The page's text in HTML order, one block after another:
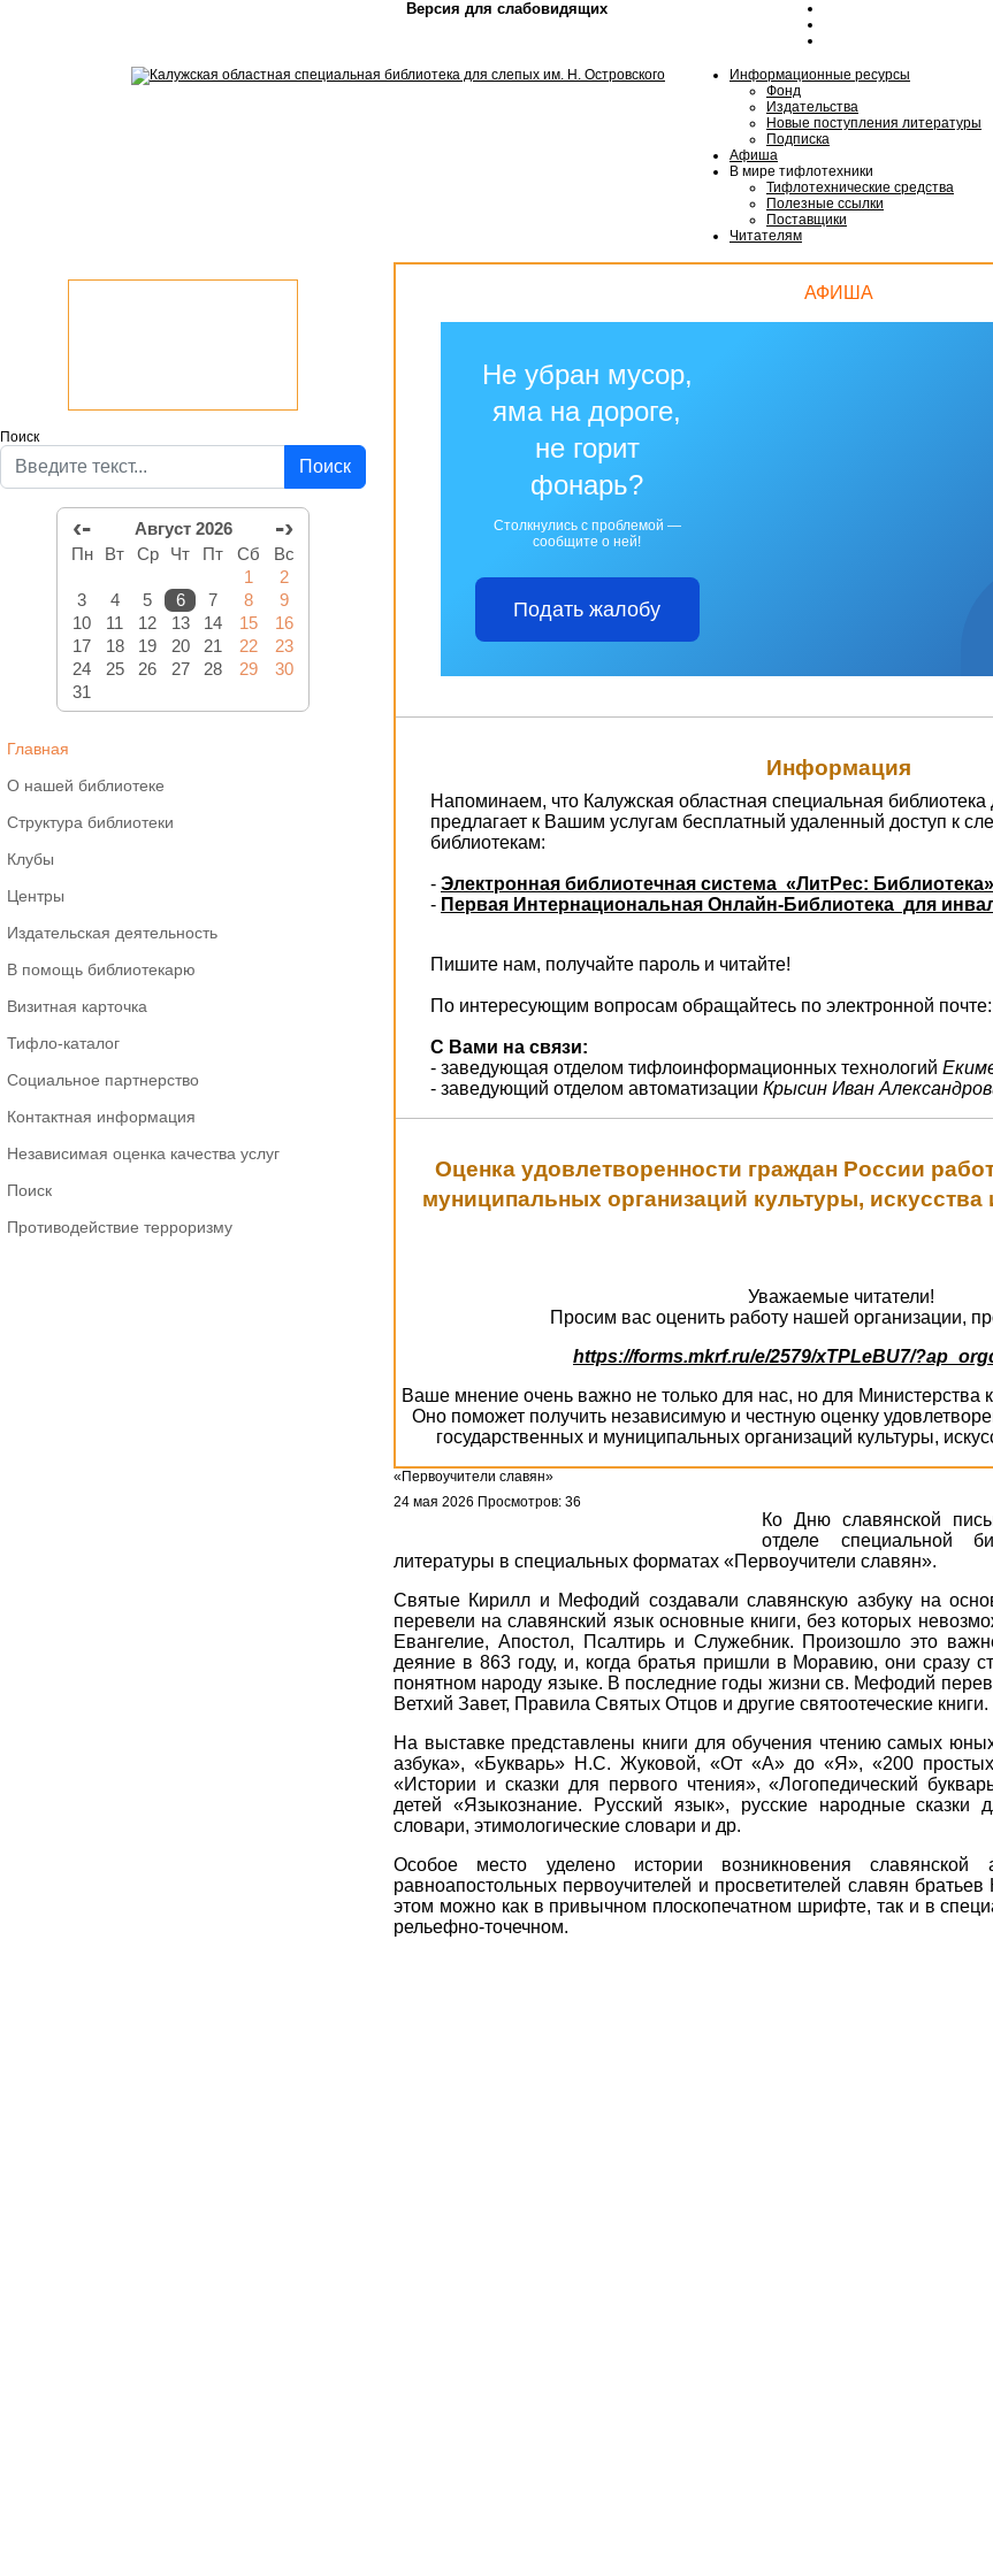
Версия для слабовидящих
Информационные ресурсы
Фонд
Издательства
Новые поступления литературы
Подписка
Афиша
В мире тифлотехники
Тифлотехнические средства
Полезные ссылки
Поставщики
Читателям
Поиск
Поиск
‹- Август 2026 -›
Пн Вт Ср Чт Пт Сб
Вс
1
2
3
4 5 6 7 8
9
10
11 12 13 14 15
16
17
18 19 20 21 22
23
24
25 26 27 28 29
30
31
Главная
О нашей библиотеке
Структура библиотеки
Клубы
Центры
Издательская деятельность
В помощь библиотекарю
Визитная карточка
Тифло-каталог
Социальное партнерство
Контактная информация
Независимая оценка качества услуг
Поиск
Противодействие терроризму
АФИША
Не убран мусор,
яма на дороге,
не горит
фонарь?
Столкнулись с проблемой —
сообщите о ней!
Подать жалобу
Информация
Напоминаем, что Калужская областная специальная
предлагает к Вашим услугам бесплатный удаленный доступ к
библиотекам:
- Электронная библиотечная система «ЛитРес: Библиотека»
- Первая Интернациональная Онлайн-Библиотека для
Пишите нам, получайте пароль и читайте!
По интересующим вопросам обращайтесь по электронной почте:
С Вами на связи:
- заведующая отделом тифлоинформационных технологий
- заведующий отделом автоматизации Крысин Иван
Оценка удовлетворенности граждан России
муниципальных организаций культуры, искусства
Уважаемые читатели!
Просим вас оценить работу нашей организации,
https://forms.mkrf.ru/e/2579/xTPLeBU7/
Ваше мнение очень важно не только для нас, но для Министерства
Оно поможет получить независимую и честную оценку
государственных и муниципальных организаций культуры,
«Первоучители славян»
24 мая 2026 Просмотров: 36
Ко Дню славянской
отделе специальной
литературы в специальных форматах «Первоучители славян».
Святые Кирилл и Мефодий создавали славянскую азбуку на
перевели на славянский язык основные книги, без которых
Евангелие, Апостол, Псалтирь и Служебник. Произошло это
деяние в 863 году, и, когда братья пришли в Моравию, они сразу
понятном народу языке. В последние годы жизни св. Мефодий
Ветхий Завет, Правила Святых Отцов и другие святоотеческие книги.
На выставке представлены книги для обучения чтению самых
азбука», «Букварь» Н.С. Жуковой, «От «А» до «Я», «200
«Истории и сказки для первого чтения», «Логопедический
детей «Языкознание. Русский язык», русские народные сказки
словари, этимологические словари и др.
Особое место уделено истории возникновения славянской
равноапостольных первоучителей и просветителей славян
этом можно как в привычном плоскопечатном шрифте, так и в
рельефно-точечном.